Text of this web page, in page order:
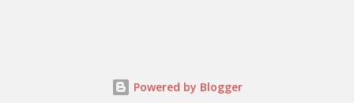
Powered by Blogger